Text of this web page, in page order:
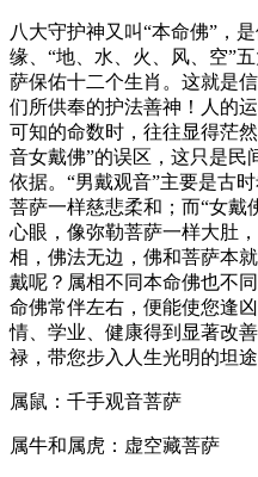
八大守护神又叫“本命佛”，
缘、“地、水、火、风、空”
萨保佑十二个生肖。这就是
们所供奉的护法善神！人的
可知的命数时，往往显得茫
音女戴佛”的误区，这只是民
依据。“男戴观音”主要是古
菩萨一样慈悲柔和；而“女戴
心眼，像弥勒菩萨一样大肚
相，佛法无边，佛和菩萨本
戴呢？属相不同本命佛也不
命佛常伴左右，便能使您逢
情、学业、健康得到显著改
禄，带您步入人生光明的坦途
属鼠：千手观音菩萨
属牛和属虎：虚空藏菩萨